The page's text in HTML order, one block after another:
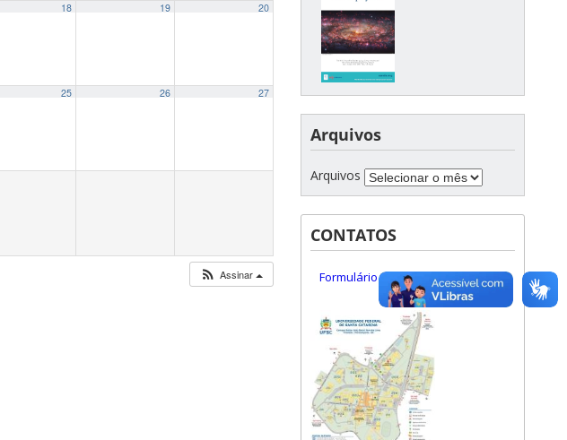
18 19 20
25 26 27
Assinar
Arquivos
Arquivos
CONTATOS
Formulário de Contato